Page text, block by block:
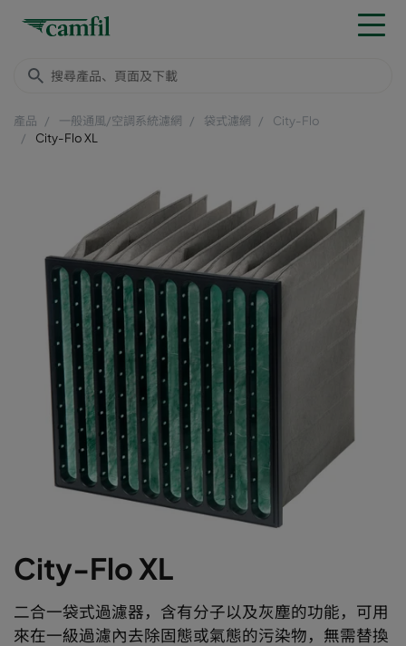
產品 一般通風/空調系統濾網 袋式濾網
City-Flo
City-Flo XL
City-Flo XL
二合一袋式過濾器，含有分子以及灰塵的功能，可用
來在一級過濾內去除固態或氣態的污染物，無需替換